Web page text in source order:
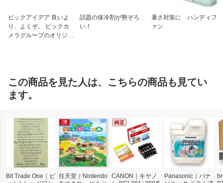
ビックアイデア 良いよ
り、よくぞ。 ビックカ
メラグループのオリジナ
話題の保冷剤が勢ぞろ
い！
暑さ対策に ハンディフ
ァン
この商品を見た人は、こちらの商品も見てい
ます。
Bit Trade One｜ビ 任天堂｜Nintendo CANON｜キヤノ
Panasonic｜パナ